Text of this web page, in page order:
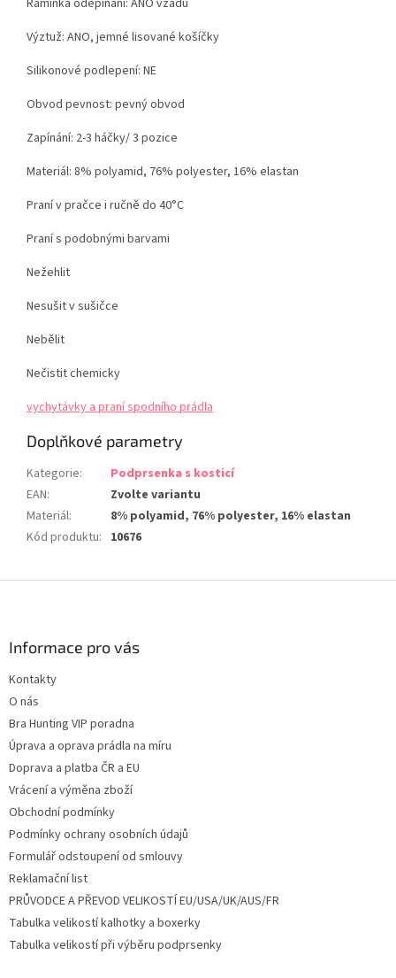
Ramínka odepínání: ANO vzadu
Výztuž: ANO, jemné lisované košíčky
Silikonové podlepení: NE
Obvod pevnost: pevný obvod
Zapínání: 2-3 háčky/ 3 pozice
Materiál: 8% polyamid, 76% polyester, 16% elastan
Praní v pračce i ručně do 40°C
Praní s podobnými barvami
Nežehlit
Nesušit v sušičce
Nebělit
Nečistit chemicky
vychytávky a praní spodního prádla
Doplňkové parametry
Kategorie:
Podprsenka s kosticí
EAN:
Zvolte variantu
Materiál:
8% polyamid, 76% polyester, 16% elastan
Kód produktu: 10676
Informace pro vás
Kontakty
O nás
Bra Hunting VIP poradna
Úprava a oprava prádla na míru
Doprava a platba ČR a EU
Vrácení a výměna zboží
Obchodní podmínky
Podmínky ochrany osobních údajů
Formulář odstoupení od smlouvy
Reklamační list
PRŮVODCE A PŘEVOD VELIKOSTÍ EU/USA/UK/AUS/FR
Tabulka velikostí kalhotky a boxerky
Tabulka velikostí při výběru podprsenky